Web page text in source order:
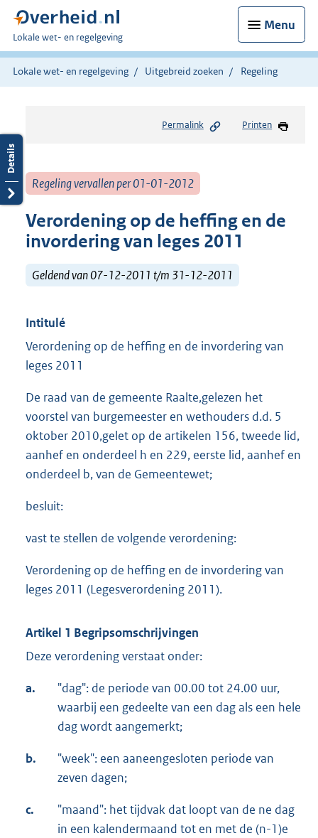
Menu
U
bent
hier:
Lokale wet- en regelgeving
Lokale wet- en regelgeving Uitgebreid zoeken Regeling
Permalink Printen
Regeling vervallen per 01-01-2012
Verordening op de heffing en de
invordering van leges 2011
Geldend van 07-12-2011 t/m 31-12-2011
Intitulé
Verordening op de heffing en de invordering van
leges 2011
De raad van de gemeente Raalte,gelezen het
voorstel van burgemeester en wethouders d.d. 5
oktober 2010,gelet op de artikelen 156, tweede lid,
aanhef en onderdeel h en 229, eerste lid, aanhef en
onderdeel b, van de Gemeentewet;
besluit:
vast te stellen de volgende verordening:
Verordening op de heffing en de invordering van
leges 2011 (Legesverordening 2011).
Artikel 1 Begripsomschrijvingen
Deze verordening verstaat onder:
a.
"dag": de periode van 00.00 tot 24.00 uur,
waarbij een gedeelte van een dag als een hele
dag wordt aangemerkt;
b.
"week": een aaneengesloten periode van
zeven dagen;
c.
"maand": het tijdvak dat loopt van de ne dag
in een kalendermaand tot en met de (n-1)e